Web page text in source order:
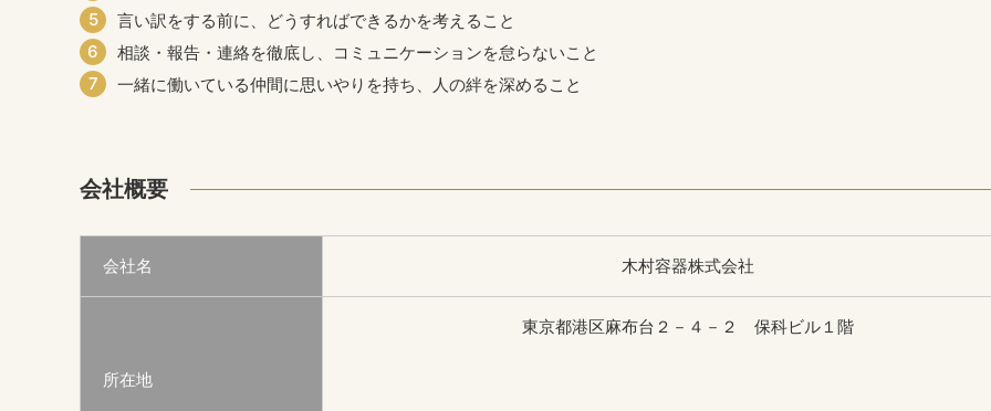
言い訳をする前に、どうすればできるかを考えること
相談・報告・連絡を徹底し、コミュニケーションを怠らないこと
一緒に働いている仲間に思いやりを持ち、人の絆を深めること
会社概要
会社名 木村容器株式会社
所在地
東京都港区麻布台２－４－２ 保科ビル１階